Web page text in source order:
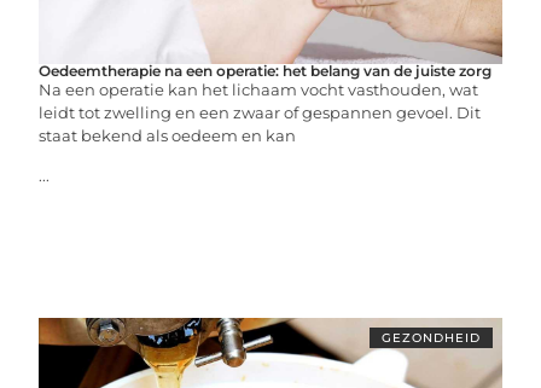
Oedeemtherapie na een operatie: het belang van de juiste zorg
Na een operatie kan het lichaam vocht vasthouden, wat
leidt tot zwelling en een zwaar of gespannen gevoel. Dit
staat bekend als oedeem en kan
...
GEZONDHEID